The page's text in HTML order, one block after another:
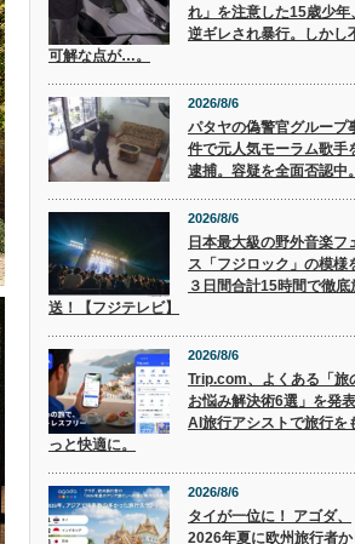
れ」を注意した15歳少年、
逆ギレされ暴行。しかし
可解な点が…。
2026/8/6
パタヤの偽警官グループ
件で元人気モーラム歌手
逮捕。容疑を全面否認中。
2026/8/6
日本最大級の野外音楽フ
ス「フジロック」の模様
３日間合計15時間で徹底
送！【フジテレビ】
2026/8/6
Trip.com、よくある「旅
お悩み解決術6選」を発表
AI旅行アシストで旅行を
っと快適に。
2026/8/6
タイが一位に！ アゴダ、
2026年夏に欧州旅行者か